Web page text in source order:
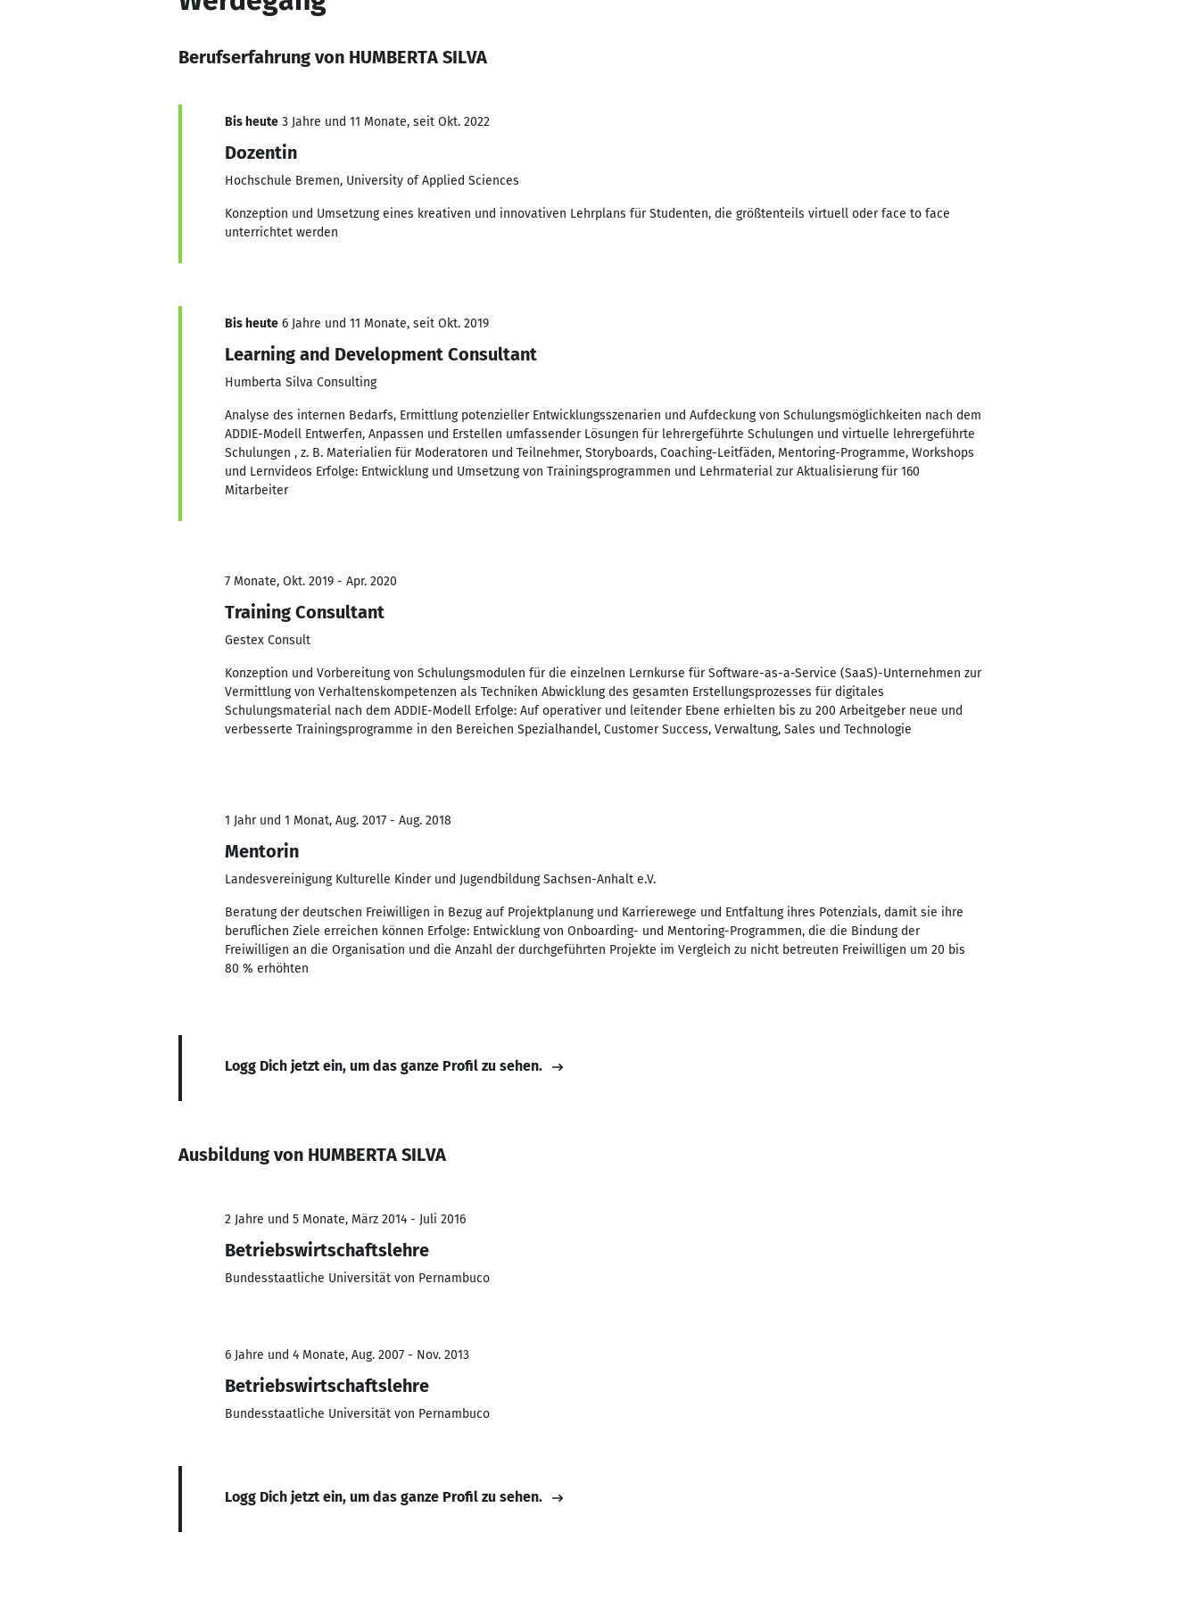
Berufserfahrung von HUMBERTA SILVA
Bis heute 3 Jahre und 11 Monate, seit Okt. 2022
Dozentin
Hochschule Bremen, University of Applied Sciences
Konzeption und Umsetzung eines kreativen und innovativen Lehrplans für Studenten, die größtenteils virtuell oder face to face
unterrichtet werden
Bis heute 6 Jahre und 11 Monate, seit Okt. 2019
Learning and Development Consultant
Humberta Silva Consulting
Analyse des internen Bedarfs, Ermittlung potenzieller Entwicklungsszenarien und Aufdeckung von Schulungsmöglichkeiten nach dem
ADDIE-Modell Entwerfen, Anpassen und Erstellen umfassender Lösungen für lehrergeführte Schulungen und virtuelle lehrergeführte
Schulungen , z. B. Materialien für Moderatoren und Teilnehmer, Storyboards, Coaching-Leitfäden, Mentoring-Programme, Workshops
und Lernvideos Erfolge: Entwicklung und Umsetzung von Trainingsprogrammen und Lehrmaterial zur Aktualisierung für 160
Mitarbeiter
7 Monate, Okt. 2019 - Apr. 2020
Training Consultant
Gestex Consult
Konzeption und Vorbereitung von Schulungsmodulen für die einzelnen Lernkurse für Software-as-a-Service (SaaS)-Unternehmen zur
Vermittlung von Verhaltenskompetenzen als Techniken Abwicklung des gesamten Erstellungsprozesses für digitales
Schulungsmaterial nach dem ADDIE-Modell Erfolge: Auf operativer und leitender Ebene erhielten bis zu 200 Arbeitgeber neue und
verbesserte Trainingsprogramme in den Bereichen Spezialhandel, Customer Success, Verwaltung, Sales und Technologie
1 Jahr und 1 Monat, Aug. 2017 - Aug. 2018
Mentorin
Landesvereinigung Kulturelle Kinder und Jugendbildung Sachsen-Anhalt e.V.
Beratung der deutschen Freiwilligen in Bezug auf Projektplanung und Karrierewege und Entfaltung ihres Potenzials, damit sie ihre
beruflichen Ziele erreichen können Erfolge: Entwicklung von Onboarding- und Mentoring-Programmen, die die Bindung der
Freiwilligen an die Organisation und die Anzahl der durchgeführten Projekte im Vergleich zu nicht betreuten Freiwilligen um 20 bis
80 % erhöhten
Logg Dich jetzt ein, um das ganze Profil zu sehen.
Ausbildung von HUMBERTA SILVA
2 Jahre und 5 Monate, März 2014 - Juli 2016
Betriebswirtschaftslehre
Bundesstaatliche Universität von Pernambuco
6 Jahre und 4 Monate, Aug. 2007 - Nov. 2013
Betriebswirtschaftslehre
Bundesstaatliche Universität von Pernambuco
Logg Dich jetzt ein, um das ganze Profil zu sehen.